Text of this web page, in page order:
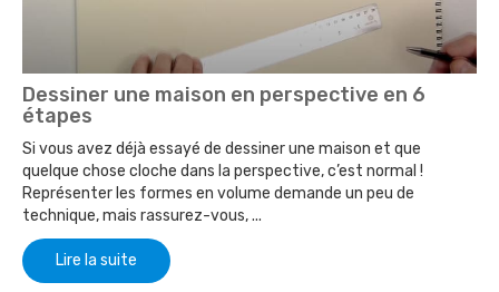
Dessiner une maison en perspective en 6
étapes
Si vous avez déjà essayé de dessiner une maison et que
quelque chose cloche dans la perspective, c’est normal !
Représenter les formes en volume demande un peu de
technique, mais rassurez-vous, ...
Lire la suite